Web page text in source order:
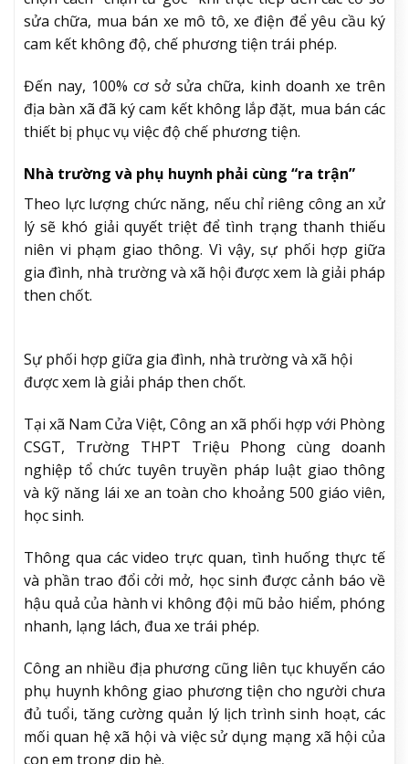
sửa chữa, mua bán xe mô tô, xe điện để yêu cầu ký
cam kết không độ, chế phương tiện trái phép.
Đến nay, 100% cơ sở sửa chữa, kinh doanh xe trên
địa bàn xã đã ký cam kết không lắp đặt, mua bán các
thiết bị phục vụ việc độ chế phương tiện.
Nhà trường và phụ huynh phải cùng “ra trận”
Theo lực lượng chức năng, nếu chỉ riêng công an xử
lý sẽ khó giải quyết triệt để tình trạng thanh thiếu
niên vi phạm giao thông. Vì vậy, sự phối hợp giữa
gia đình, nhà trường và xã hội được xem là giải pháp
then chốt.
Sự phối hợp giữa gia đình, nhà trường và xã hội
được xem là giải pháp then chốt.
Tại xã Nam Cửa Việt, Công an xã phối hợp với Phòng
CSGT, Trường THPT Triệu Phong cùng doanh
nghiệp tổ chức tuyên truyền pháp luật giao thông
và kỹ năng lái xe an toàn cho khoảng 500 giáo viên,
học sinh.
Thông qua các video trực quan, tình huống thực tế
và phần trao đổi cởi mở, học sinh được cảnh báo về
hậu quả của hành vi không đội mũ bảo hiểm, phóng
nhanh, lạng lách, đua xe trái phép.
Công an nhiều địa phương cũng liên tục khuyến cáo
phụ huynh không giao phương tiện cho người chưa
đủ tuổi, tăng cường quản lý lịch trình sinh hoạt, các
mối quan hệ xã hội và việc sử dụng mạng xã hội của
con em trong dịp hè.